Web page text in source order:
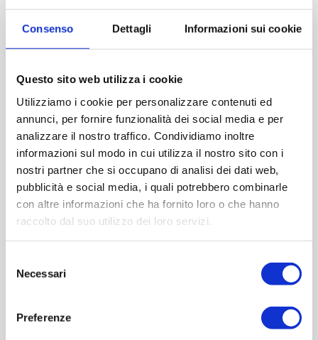
Consenso Dettagli Informazioni sui cookie
Questo sito web utilizza i cookie
Utilizziamo i cookie per personalizzare contenuti ed
annunci, per fornire funzionalità dei social media e per
analizzare il nostro traffico. Condividiamo inoltre
informazioni sul modo in cui utilizza il nostro sito con i
nostri partner che si occupano di analisi dei dati web,
pubblicità e social media, i quali potrebbero combinarle
con altre informazioni che ha fornito loro o che hanno
raccolto dal suo utilizzo dei loro servizi.
delNecessari
Preferenze
Imboccatura:T.fascetta
Diametro (mm):0
Larghezza (mm):61
Quantità per imballo (ordine minimo 1 collo):0
Cod.: BOR102